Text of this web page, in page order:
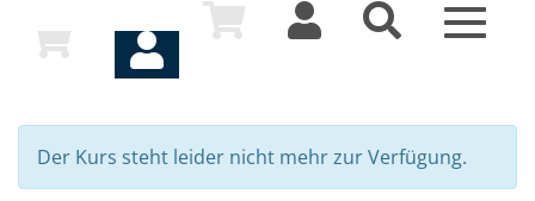
Toggle
Der Kurs steht leider nicht mehr zur Verfügung.